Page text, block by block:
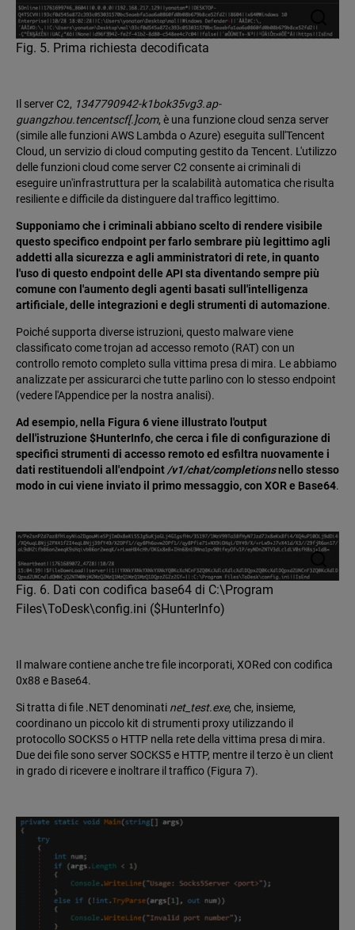
Fig. 5. Prima richiesta decodificata
Il server C2, 1347790942-k1bok35vg3.ap-
guangzhou.tencentscf[.]com, è una funzione cloud senza server
(simile alle funzioni AWS Lambda o Azure) eseguita sull'Tencent
Cloud, un servizio di cloud computing gestito da Tencent. L'utilizzo
delle funzioni cloud come server C2 consente ai criminali di
eseguire un'infrastruttura per la scalabilità automatica che risulta
resiliente e difficile da distinguere dal traffico legittimo.
Supponiamo che i criminali abbiano scelto di rendere visibile
questo specifico endpoint per farlo sembrare più legittimo agli
addetti alla sicurezza e agli amministratori di rete, in quanto
l'uso di questo endpoint delle API sta diventando sempre più
comune con l'aumento degli agenti basati sull'intelligenza
artificiale, delle integrazioni e degli strumenti di automazione.
Poiché supporta diverse istruzioni, questo malware viene
classificato come trojan ad accesso remoto (RAT) con un
controllo remoto completo sulla vittima presa di mira. Le abbiamo
analizzate per assicurarci che tutte parlino con lo stesso endpoint
(vedere l'Appendice per la nostra analisi).
Ad esempio, nella Figura 6 viene illustrato l'output
dell'istruzione $HunterInfo, che cerca i file di configurazione di
specifici strumenti di accesso remoto ed esfiltra nuovamente i
dati restituendoli all'endpoint /v1/chat/completionsnello stesso
modo in cui viene inviato il primo messaggio, con XOR e Base64.
Fig. 6. Dati con codifica base64 di C:\Program
Files\ToDesk\config.ini ($HunterInfo)
Il malware contiene anche tre file incorporati, XORed con codifica
0x88 e Base64.
Si tratta di file .NET denominati net_test.exe, che, insieme,
coordinano un piccolo kit di strumenti proxy utilizzando il
protocollo SOCKS5 o HTTP nella rete della vittima presa di mira.
Due dei file sono server SOCKS5 e HTTP, mentre il terzo è un client
in grado di ricevere e inoltrare il traffico (Figura 7).